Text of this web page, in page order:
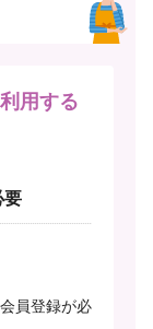
用する
要
員登録が必